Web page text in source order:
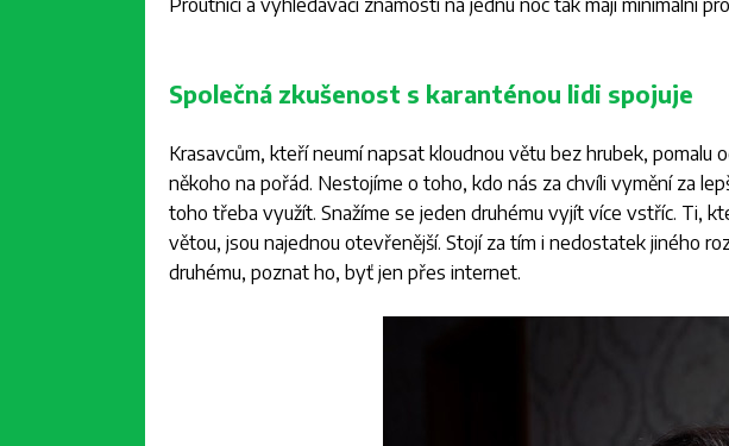
Společná zkušenost s karanténou lidi spojuje
Krasavcům, kteří neumí napsat kloudnou větu bez hrubek, pomalu
někoho na pořád. Nestojíme o toho, kdo nás za chvíli vymění za
toho třeba využít. Snažíme se jeden druhému vyjít více vstříc. Ti,
větou, jsou najednou otevřenější. Stojí za tím i nedostatek jiného
druhému, poznat ho, byť jen přes internet.